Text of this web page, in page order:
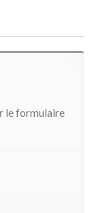
le formulaire